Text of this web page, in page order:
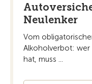
Neulenker
Vom
Alkoholverbot: wer
hat, muss ...